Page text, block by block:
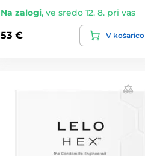
Na zalogi, ve sredo 12. 8. pri vas
53 € V košarico